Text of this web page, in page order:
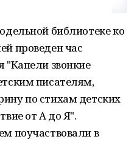
библиотеке ко
проведен час
"Капели звонкие
писателям,
по стихам детских
от А до Я".
поучаствовали в